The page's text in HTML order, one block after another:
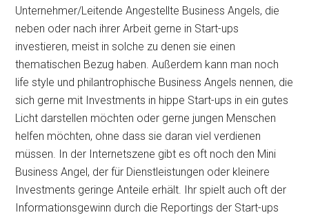
Unternehmer/Leitende Angestellte Business Angels, die
neben oder nach ihrer Arbeit gerne in Start-ups
investieren, meist in solche zu denen sie einen
thematischen Bezug haben. Außerdem kann man noch
life style und philantrophische Business Angels nennen, die
sich gerne mit Investments in hippe Start-ups in ein gutes
Licht darstellen möchten oder gerne jungen Menschen
helfen möchten, ohne dass sie daran viel verdienen
müssen. In der Internetszene gibt es oft noch den Mini
Business Angel, der für Dienstleistungen oder kleinere
Investments geringe Anteile erhält. Ihr spielt auch oft der
Informationsgewinn durch die Reportings der Start-ups